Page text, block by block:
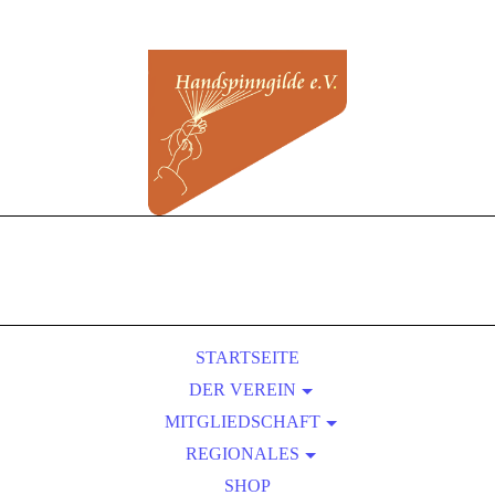
STARTSEITE
DER VEREIN
ÜBER UNS
SATZUNG
PRESSEBEREICH
MITGLIEDSCHAFT
BEITRITT
VORTEILE EINER MITGLIEDSCHAFT
REGIONALES
KURSLEITER-VERZEICHNIS
SHOP